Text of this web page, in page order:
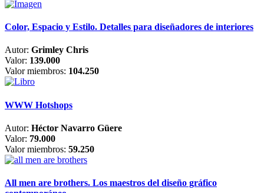
Color, Espacio y Estilo. Detalles para diseñadores de interiores
Autor: Grimley Chris
Valor: 139.000
Valor miembros: 104.250
WWW Hotshops
Autor: Héctor Navarro Güere
Valor: 79.000
Valor miembros: 59.250
All men are brothers. Los maestros del diseño gráfico